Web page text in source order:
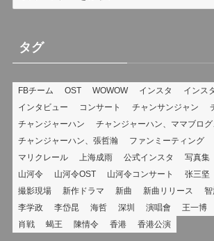
ー
タグ
FBチーム OST WOWOW インスタ
インス
インタビュー
コンサート チャンサンジャン
チャンジャーハン
チャンジャーハン、ママブログ
チャンジャーハン、張哲瀚
ファンミーティング
マリクレール
上海成雨 公式インスタ 写真集
山河令
山河令OST 山河令コンサート 张三坚
撮影現場
新作ドラマ 新曲 新曲リリース 智
李学政
李岱昆 海哲 深圳 演唱會 王一博
肖戦
蝎王 陳情令 香港 香港公演